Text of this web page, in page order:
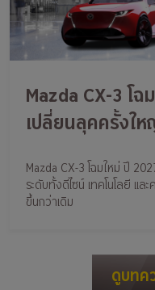
Mazda CX-3 โ
เปลี่ยนลุคครั้งใ
Mazda CX-3 โฉมใหม่ ปี
ระดับทั้งดีไซน์ เทคโนโลยี แล
ขึ้นกว่าเดิม
ดูบทค